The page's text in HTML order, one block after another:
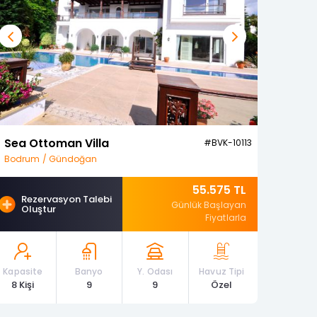
Nelerdir?
Previous Next
Sea Ottoman Villa
#BVK-10113
Bodrum / Gündoğan
Rezervasyon Talebi
Oluştur
55.575 TL
Günlük Başlayan
Fiyatlarla
Kapasite
8 Kişi
Banyo
9
Y. Odası
9
Havuz Tipi
Özel